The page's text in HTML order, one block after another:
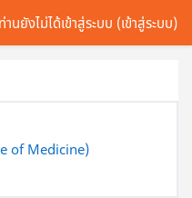
ท่านยังไม่ได้เข้าสู่ระบบ (เข้าสู่ระบบ)
of Medicine)